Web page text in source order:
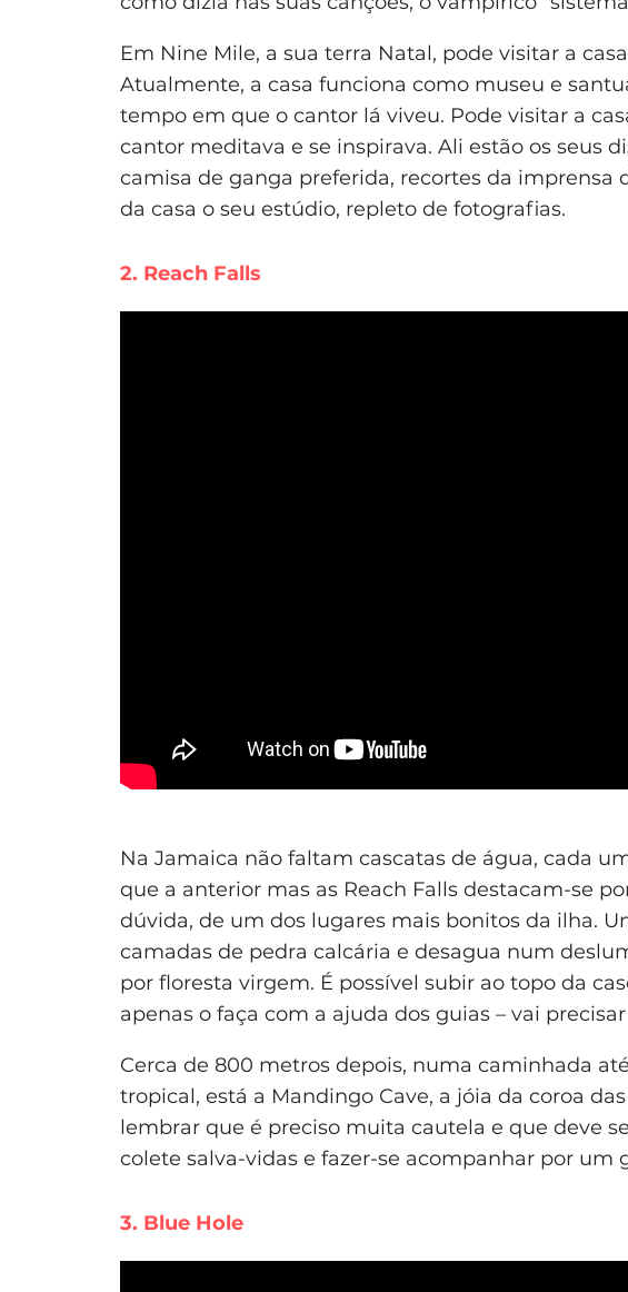
Em Nine Mile, a sua terra Natal, pode visitar a
Atualmente, a casa funciona como museu e
tempo em que o cantor lá viveu. Pode visitar a
cantor meditava e se inspirava. Ali estão os seus
camisa de ganga preferida, recortes da imprensa
da casa o seu estúdio, repleto de fotografias.
2. Reach Falls
Na Jamaica não faltam cascatas de água, cada
que a anterior mas as Reach Falls destacam-se
dúvida, de um dos lugares mais bonitos da ilha.
camadas de pedra calcária e desagua num
por floresta virgem. É possível subir ao topo da
apenas o faça com a ajuda dos guias – vai
Cerca de 800 metros depois, numa caminhada
tropical, está a Mandingo Cave, a jóia da coroa
lembrar que é preciso muita cautela e que deve
colete salva-vidas e fazer-se acompanhar por um
3. Blue Hole